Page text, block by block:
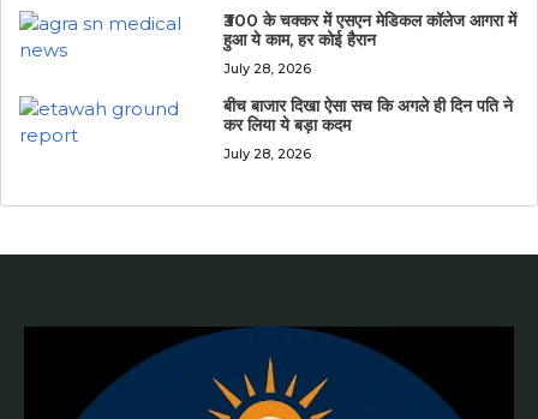
₹300 के चक्कर में एसएन मेडिकल कॉलेज आगरा में
हुआ ये काम, हर कोई हैरान
July 28, 2026
बीच बाजार दिखा ऐसा सच कि अगले ही दिन पति ने
कर लिया ये बड़ा कदम
July 28, 2026